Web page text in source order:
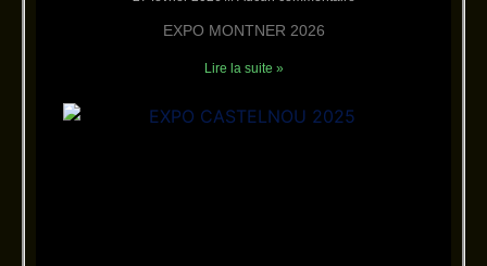
EXPO MONTNER 2026
Lire la suite »